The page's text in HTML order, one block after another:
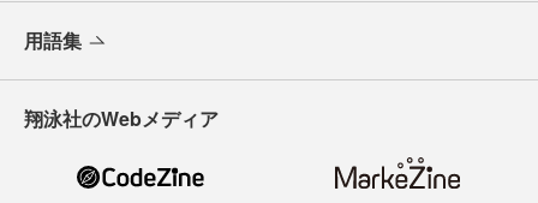
用語集
翔泳社のWebメディア